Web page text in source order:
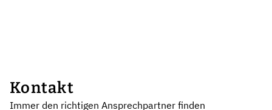
Kontakt
Immer den richtigen Ansprechpartner finden